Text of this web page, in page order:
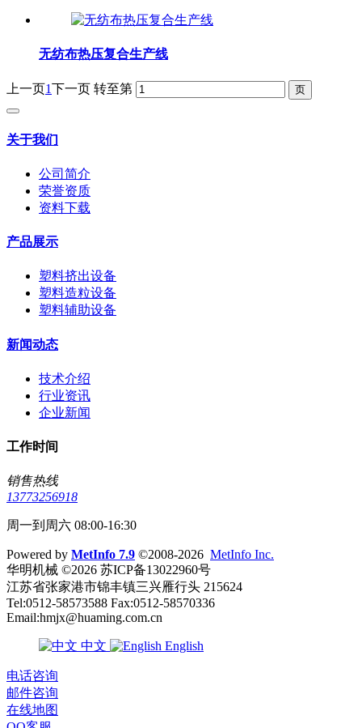
无纺布热压复合生产线
上一页1下一页 转至第
关于我们
公司简介
荣誉资质
资料下载
产品展示
塑料挤出设备
塑料造粒设备
塑料辅助设备
新闻动态
技术介绍
行业资讯
企业新闻
工作时间
销售热线
13773256918
周一到周六 08:00-16:30
Powered by MetInfo 7.9 ©2008-2026 MetInfo Inc.
华明机械 ©2026 苏ICP备13022960号
江苏省张家港市锦丰镇三兴雁行头 215624
Tel:0512-58573588 Fax:0512-58570336
Email:hmjx@huaming.com.cn
中文 English
电话咨询
邮件咨询
在线地图